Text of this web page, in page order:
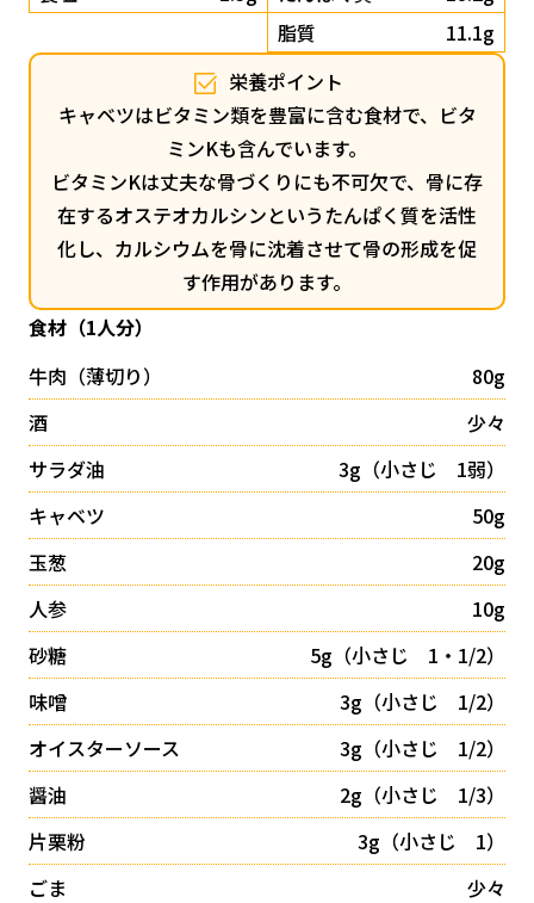
脂質
11.1g
栄養ポイント
キャベツはビタミン類を豊富に含む食材で、ビタ
ミンKも含んでいます。
ビタミンKは丈夫な骨づくりにも不可欠で、骨に存
在するオステオカルシンというたんぱく質を活性
化し、カルシウムを骨に沈着させて骨の形成を促
す作用があります。
食材（1人分）
牛肉（薄切り）
80g
酒
少々
サラダ油
3g（小さじ 1弱）
キャベツ
50g
玉葱
20g
人参
10g
砂糖
5g（小さじ 1・1/2）
味噌
3g（小さじ 1/2）
オイスターソース
3g（小さじ 1/2）
醤油
2g（小さじ 1/3）
片栗粉
3g（小さじ 1）
ごま
少々